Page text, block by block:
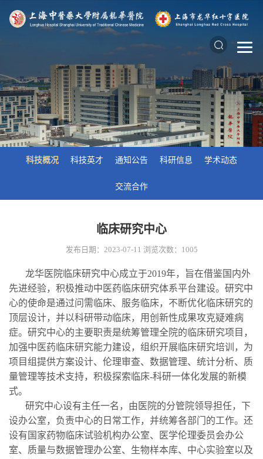
科技概况 科技英才 通知公告 科研信息 学术动态
交流合作
临床研究中心
发布日期：2023-07-11 浏览次数： 1005
龙华医院临床研究中心成立于2019年，旨在借鉴国内外
先进经验，积极推动中医药临床研究体系平台建设。研究中
心的使命是通过问需临床、服务临床，不断优化临床研究的
顶层设计，并以科研带动临床，用创新性成果攻克疑难病
症。研究中心的主要职责是统筹管理全院的临床研究项目，
加强中医药临床研究能力建设，组织开展临床研究培训，为
项目组提供方案设计、伦理审查、数据管理、统计分析、质
量管理等技术支持，积极探索临床-科研一体化发展的新模
式。
研究中心设有主任一名，由医院的分管院领导担任，下
设办公室，负责中心的日常工作，并统筹各部门的工作。还
设有国家药物临床试验机构办公室、医学伦理委员会办公
室、质量与数据管理办公室、生物样本库、中心实验室以及